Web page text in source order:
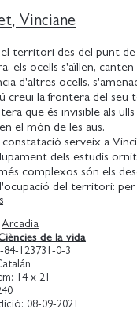
Vinciane
el territori des del punt de
els ocells s'aïllen,
d'altres ocells,
creui la frontera del seu
que és invisible als
el món de les aus.
serveix a
dels estudis
complexos són els
del territori: per
una manera de viure
socials i la crítica
que fins i tot els més
ocells amb una atenció
seves melodies
segurament faran que
la noció de territori i la
Arcadia
de la vida
84-123731-0-3
14 x 21
08-09-2021